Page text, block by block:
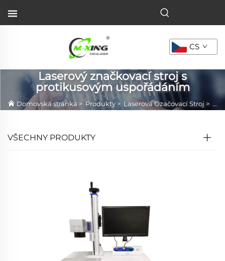
CS
Laserový značkovací stroj s
protikusovým uspořádáním
Domovská stránka > Produkty > Laserová Ozačovací Stroj >
VŠECHNY PRODUKTY